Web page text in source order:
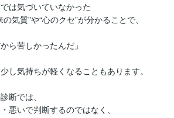
は気づいていなかった
の気質”や“心のクセ”が分かることで、
から苦しかったんだ」
し気持ちが軽くなることもあります。
断では、
悪いで判断するのではなく、